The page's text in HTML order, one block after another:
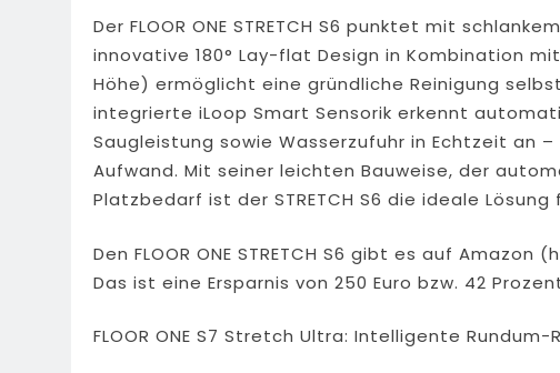
Der FLOOR ONE STRETCH S6 punktet mit
innovative 180° Lay-flat Design in Kombination
Höhe) ermöglicht eine gründliche Reinigung
integrierte iLoop Smart Sensorik erkennt
Saugleistung sowie Wasserzufuhr in Echtzeit an
Aufwand. Mit seiner leichten Bauweise, der
Platzbedarf ist der STRETCH S6 die ideale
Den FLOOR ONE STRETCH S6 gibt es auf
Das ist eine Ersparnis von 250 Euro bzw. 42
FLOOR ONE S7 Stretch Ultra: Intelligente